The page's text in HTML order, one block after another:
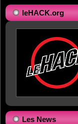
leHACK.org
Les News